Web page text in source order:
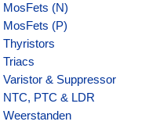
MosFets (N)
MosFets (P)
Thyristors
Triacs
Varistor & Suppressor
NTC, PTC & LDR
Weerstanden